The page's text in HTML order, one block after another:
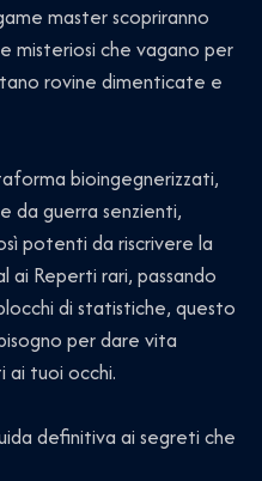
master scopriranno
misteriosi che vagano per
rovine dimenticate e
bioingegnerizzati,
da guerra senzienti,
potenti da riscrivere la
Reperti rari, passando
di statistiche, questo
per dare vita
ai tuoi occhi.
definitiva ai segreti che